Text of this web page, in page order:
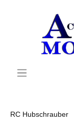
RC Hubschrauber